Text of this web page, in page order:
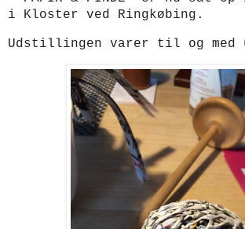
i Kloster ved Ringkøbing.
Udstillingen varer til og med